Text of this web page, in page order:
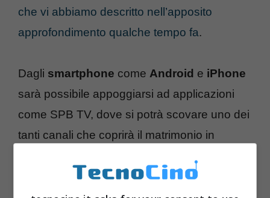
che vi abbiamo descritto nell’apposito
approfondimento qualche tempo fa.
Dagli smartphone come Android e iPhone
sarà possibile appoggiarsi ad applicazioni
come SPB TV, dove si potrà scovare uno dei
tanti canali che coprirà il matrimonio in
cronaca testuale rispetto al video, vi